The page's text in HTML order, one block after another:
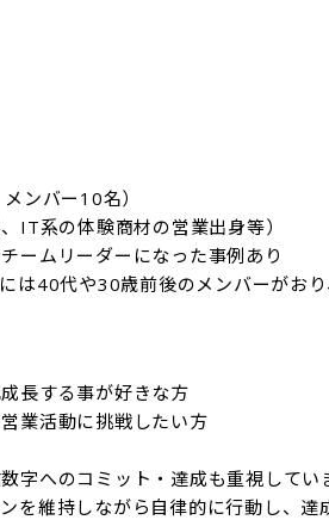
ンバー10名）
IT系の体験商材の営業出身等）
ームリーダーになった事例あり
は40代や30歳前後のメンバーがお
長する事が好きな方
業活動に挑戦したい方
字へのコミット・達成も重視してい
を維持しながら自律的に行動し、達